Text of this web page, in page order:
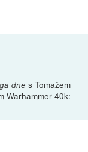
dne s Tomažem
Warhammer 40k: